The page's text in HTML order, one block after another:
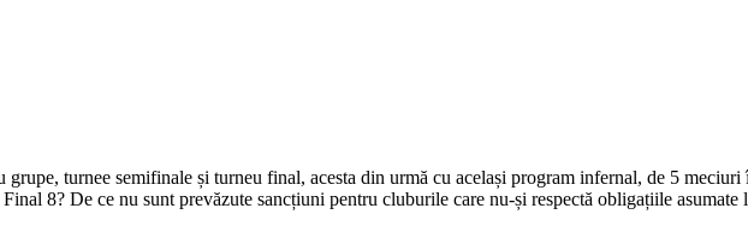
grupe, turnee semifinale și turneu final, acesta din urmă cu același program infernal, de 5
8? De ce nu sunt prevăzute sancțiuni pentru cluburile care nu-și respectă obligațiile